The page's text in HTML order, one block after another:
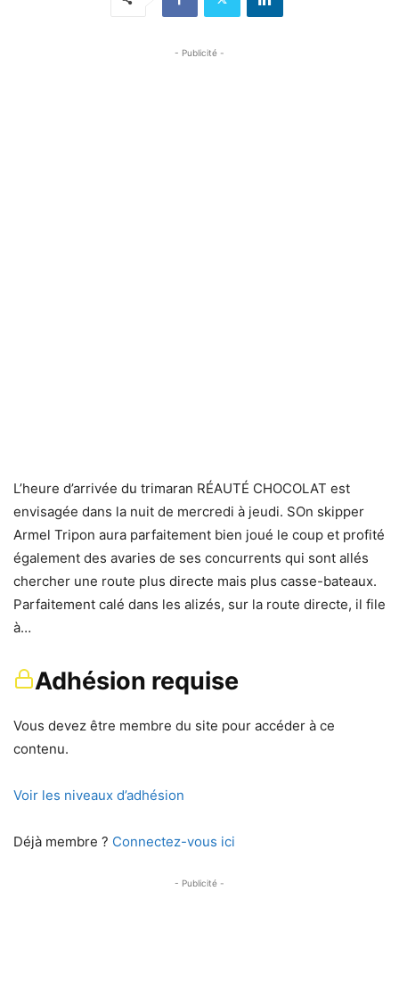
- Publicité -
L’heure d’arrivée du trimaran RÉAUTÉ CHOCOLAT est
envisagée dans la nuit de mercredi à jeudi. SOn skipper
Armel Tripon aura parfaitement bien joué le coup et profité
également des avaries de ses concurrents qui sont allés
chercher une route plus directe mais plus casse-bateaux.
Parfaitement calé dans les alizés, sur la route directe, il file
à…
Adhésion requise
Vous devez être membre du site pour accéder à ce
contenu.
Voir les niveaux d’adhésion
Déjà membre ? Connectez-vous ici
- Publicité -